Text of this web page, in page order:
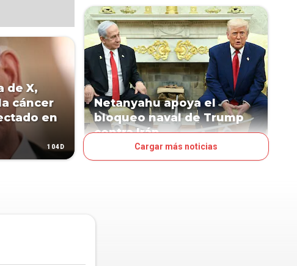
de X,
cáncer
en
104D
Netanyahu apoya el
bloqueo naval de Trump
contra Irán
Cargar más noticias